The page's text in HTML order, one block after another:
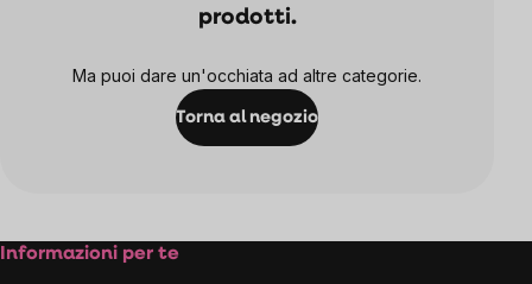
prodotti.
Ma puoi dare un'occhiata ad altre categorie.
Torna al negozio
Footer
Informazioni per te